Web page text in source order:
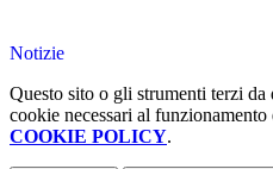
Notizie
Questo sito o gli strumenti terzi
cookie necessari al
COOKIE POLICY.